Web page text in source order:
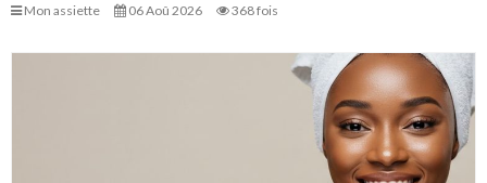
Mon assiette 06 Aoû 2026 368 fois